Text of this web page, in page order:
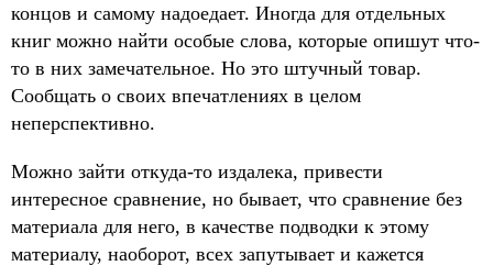
концов и самому надоедает. Иногда для отдельных
книг можно найти особые слова, которые опишут что-
то в них замечательное. Но это штучный товар.
Сообщать о своих впечатлениях в целом
неперспективно.
Можно зайти откуда-то издалека, привести
интересное сравнение, но бывает, что сравнение без
материала для него, в качестве подводки к этому
материалу, наоборот, всех запутывает и кажется